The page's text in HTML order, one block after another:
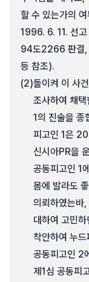
할 수 있는가의
1996. 6. 11. 선
94도2266 판결,
등 참조).
(2)돌이켜 이 사
조사하여 채
1의 진술을
피고인 1은
신시아PR을
공동피고인 1
몸에 발라도
의뢰하였는바,
대하여 고민하
착안하여 누
공동피고인 2
제1심 공동피